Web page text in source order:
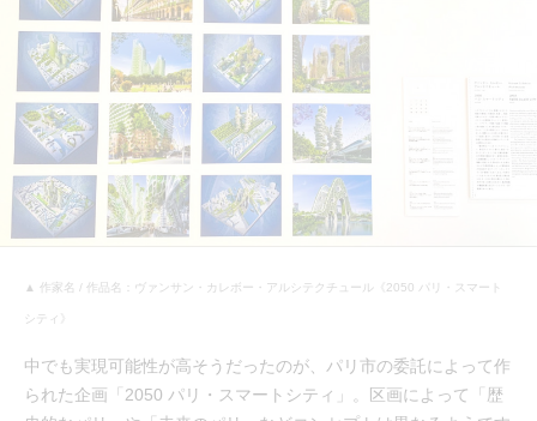
▲ 作家名 / 作品名：ヴァンサン・カレボー・アルシテクチュール《2050 パリ・スマート
シティ》
中でも実現可能性が高そうだったのが、パリ市の委託によって作
られた企画「2050 パリ・スマートシティ」。区画によって「歴